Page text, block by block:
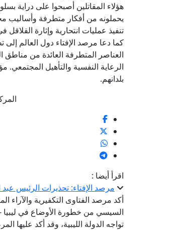
هؤلاء المقاتلين أصبحوا على دراية
يحملونه من أفكار متطرفة وأساليب
تنفيذ عمليات انتحارية وإثارة القلاقل
كما دعا مرصد الإفتاء دول العالم
العناصر المتطرفة العائدة من مناطق
الرعاية النفسية والتأهيل المجتمعي.
بلدانهم.
اقرأ أيضا :
مرصد الإفتاء: تحذيرات الرئيس
أكد مرصد الفتاوى التكفيرية والآراء
السيسي من خطورة الأوضاع في ليبيا
تواجه الدولة الليبية، وقد أكد